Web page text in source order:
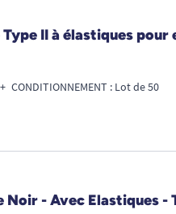
II à élastiques
CONDITIONNEMENT : Lot de 50
Noir - Avec Elastiques -